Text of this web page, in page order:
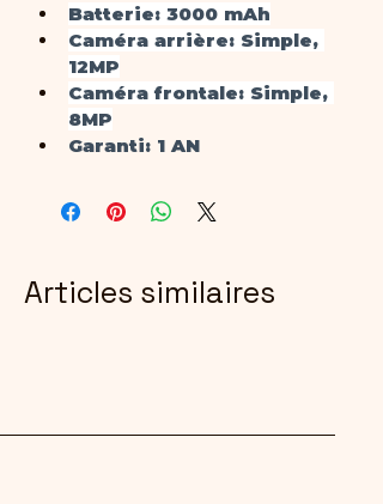
Batterie: 3000 mAh
Caméra arrière: Simple,
12MP
Caméra frontale: Simple,
8MP
Garanti: 1 AN
Articles similaires